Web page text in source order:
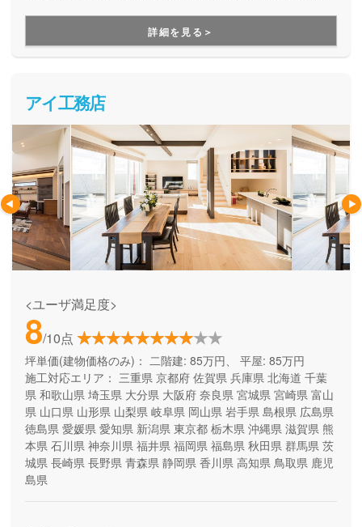
ず、予算内で快適な住まいを建てたい方にオススメです。
詳細を見る＞
アイ工務店
<ユーザ満足度>
8/10点
坪単価(建物価格のみ)： 二階建: 85万円、 平屋: 85万円
施工対応エリア： 三重県 京都府 佐賀県 兵庫県 北海道 千葉
県 和歌山県 埼玉県 大分県 大阪府 奈良県 宮城県 宮崎県 富山
県 山口県 山形県 山梨県 岐阜県 岡山県 岩手県 島根県 広島県
徳島県 愛媛県 愛知県 新潟県 東京都 栃木県 沖縄県 滋賀県 熊
本県 石川県 神奈川県 福井県 福岡県 福島県 秋田県 群馬県 茨
城県 長崎県 長野県 青森県 静岡県 香川県 高知県 鳥取県 鹿児
島県